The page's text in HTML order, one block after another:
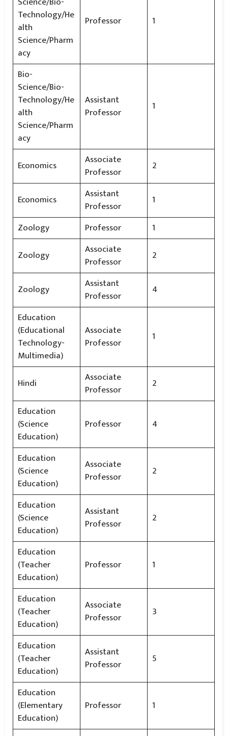
Technology/He
alth
Science/Pharm
acy
Professor 1
Bio-
Science/Bio-
Technology/He
alth
Science/Pharm
acy
Assistant
Professor
1
Economics
Associate
Professor
2
Economics
Assistant
Professor
1
Zoology
Professor
1
Zoology
Associate
Professor
2
Zoology
Assistant
Professor
4
Education
(Educational
Technology-
Multimedia)
Associate
Professor
1
Hindi
Associate
Professor
2
Education
(Science
Education)
Professor 4
Education
(Science
Education)
Associate
Professor
2
Education
(Science
Education)
Assistant
Professor
2
Education
(Teacher
Education)
Professor 1
Education
(Teacher
Education)
Associate
Professor
3
Education
(Teacher
Education)
Assistant
Professor
5
Education
(Elementary
Education)
Professor 1